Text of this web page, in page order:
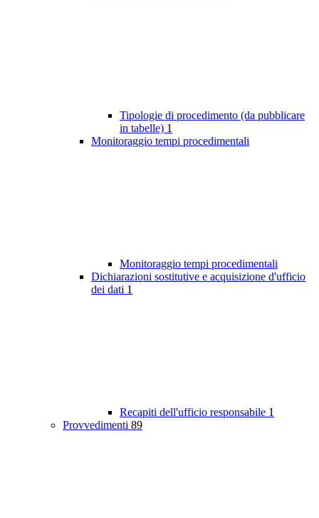
Tipologie di procedimento (da pubblicare
in tabelle) 1
Monitoraggio tempi procedimentali
Monitoraggio tempi procedimentali
Dichiarazioni sostitutive e acquisizione d'ufficio
dei dati 1
Recapiti dell'ufficio responsabile 1
Provvedimenti 89